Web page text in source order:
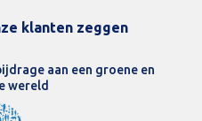
klanten zeggen
aan een groene en
wereld